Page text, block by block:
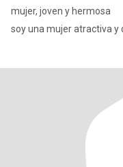
mujer, joven y hermosa
soy una mujer atractiva y